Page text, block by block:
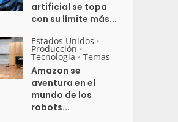
artificial se topa
con su límite más...
Estados Unidos •
Producción •
Tecnologia • Temas
Amazon se
aventura en el
mundo de los
robots...